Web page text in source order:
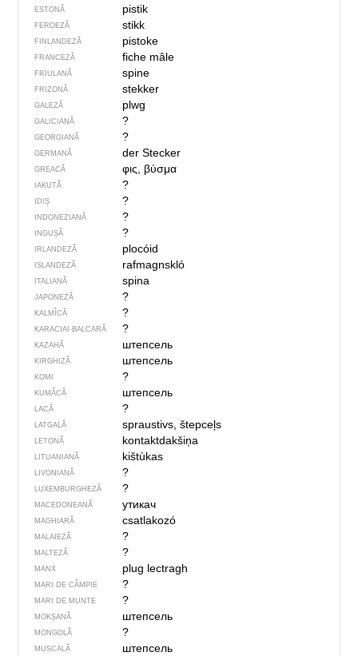
ESTONĂ pistik
FEROEZĂ stikk
FINLANDEZĂ pistoke
FRANCEZĂ fiche mâle
FRIULANĂ spine
FRIZONĂ stekker
GALEZĂ plwg
GALICIANĂ ?
GEORGIANĂ ?
GERMANĂ der Stecker
GREACĂ φις, βύσμα
IAKUTĂ ?
IDIȘ ?
INDONEZIANĂ ?
INGUȘĂ ?
IRLANDEZĂ plocóid
ISLANDEZĂ rafmagnskló
ITALIANĂ spina
JAPONEZĂ ?
KALMÎCĂ ?
KARACIAI-BALCARĂ ?
KAZAHĂ штепсель
KIRGHIZĂ штепсель
KOMI ?
KUMÂCĂ штепсель
LACĂ ?
LATGALĂ spraustivs, štepceļs
LETONĂ kontaktdakšiņa
LITUANIANĂ kištùkas
LIVONIANĂ ?
LUXEMBURGHEZĂ ?
MACEDONEANĂ утикач
MAGHIARĂ csatlakozó
MALAIEZĂ ?
MALTEZĂ ?
MANX plug lectragh
MARI DE CÂMPIE ?
MARI DE MUNTE ?
MOKȘANĂ штепсель
MONGOLĂ ?
MUSCALĂ штепсель